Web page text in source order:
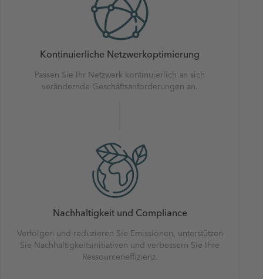
Kontinuierliche Netzwerkoptimierung
Passen Sie Ihr Netzwerk kontinuierlich an sich
verändernde Geschäftsanforderungen an.
Nachhaltigkeit und Compliance
Verfolgen und reduzieren Sie Emissionen, unterstützen
Sie Nachhaltigkeitsinitiativen und verbessern Sie Ihre
Ressourceneffizienz.